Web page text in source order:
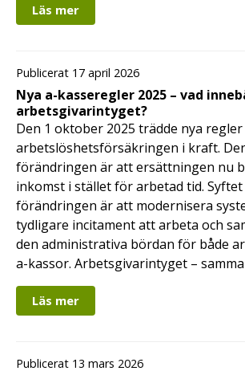
Läs mer
Publicerat 17 april 2026
Nya a-kasseregler 2025 – vad
arbetsgivarintyget?
Den 1 oktober 2025 trädde nya
arbetslöshetsförsäkringen i kraft.
förändringen är att ersättningen nu
inkomst i stället för arbetad tid. Syftet
förändringen är att modernisera
tydligare incitament att arbeta och
den administrativa bördan för både
a-kassor. Arbetsgivarintyget –
Läs mer
Publicerat 13 mars 2026